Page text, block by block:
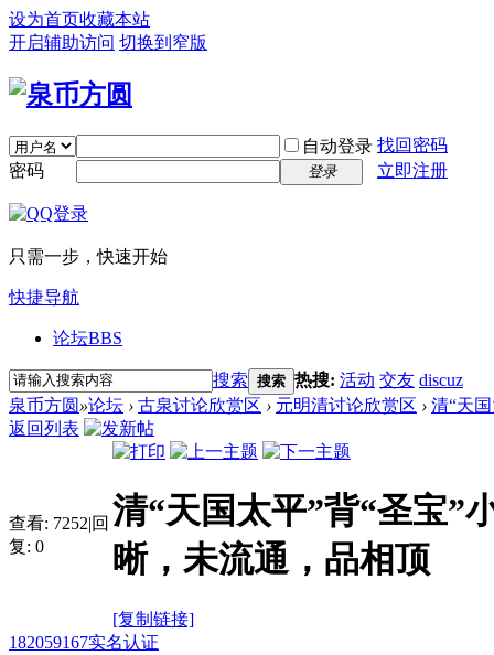
设为首页收藏本站
开启辅助访问 切换到窄版
自动登录 找回密码
密码
登录 立即注册
只需一步，快速开始
快捷导航
论坛BBS
搜索 搜索 热搜: 活动 交友 discuz
泉币方圆 »论坛 › 古泉讨论欣赏区 › 元明清讨论欣赏区 › 清“天
返回列表
查看: 7252|回
复: 0
清“天国太平”背“圣宝”
晰，未流通，品相顶
[复制链接]
182059167实名认证